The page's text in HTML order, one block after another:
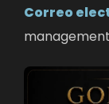
Correo